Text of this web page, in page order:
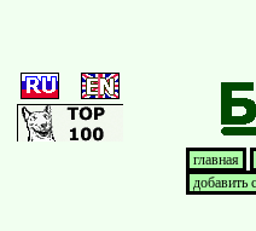
главная
добавить